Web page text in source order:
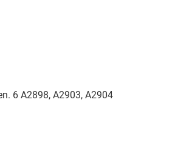
6 A2898, A2903, A2904